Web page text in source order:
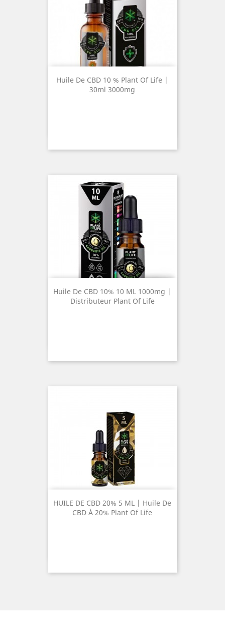
Huile De CBD 10 % Plant Of Life |
30ml 3000mg
Huile De CBD 10% 10 ML 1000mg |
Distributeur Plant Of Life
HUILE DE CBD 20% 5 ML | Huile De
CBD À 20% Plant Of Life